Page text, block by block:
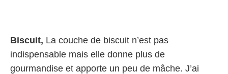
Biscuit, La couche de biscuit n’est pas
indispensable mais elle donne plus de
gourmandise et apporte un peu de mâche. J’ai